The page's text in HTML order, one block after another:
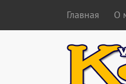
Главная О